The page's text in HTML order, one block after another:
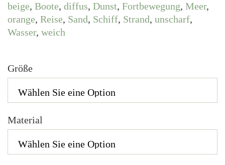
beige, Boote, diffus, Dunst, Fortbewegung, Meer,
orange, Reise, Sand, Schiff, Strand, unscharf,
Wasser, weich
Größe
Material